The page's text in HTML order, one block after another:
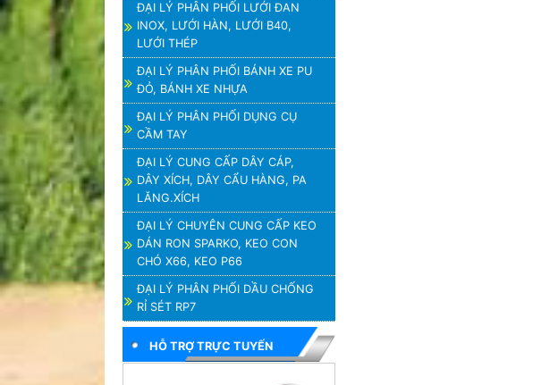
ĐẠI LÝ PHÂN PHỐI LƯỚI ĐAN
INOX, LƯỚI HÀN, LƯỚI B40,
LƯỚI THÉP
ĐẠI LÝ PHÂN PHỐI BÁNH XE PU
ĐỎ, BÁNH XE NHỰA
ĐẠI LÝ PHÂN PHỐI DỤNG CỤ
CẦM TAY
ĐẠI LÝ CUNG CẤP DÂY CÁP,
DÂY XÍCH, DÂY CẨU HÀNG, PA
LĂNG.XÍCH
ĐẠI LÝ CHUYÊN CUNG CẤP KEO
DÁN RON SPARKO, KEO CON
CHÓ X66, KEO P66
ĐẠI LÝ PHÂN PHỐI DẦU CHỐNG
RỈ SÉT RP7
HỖ TRỢ TRỰC TUYẾN